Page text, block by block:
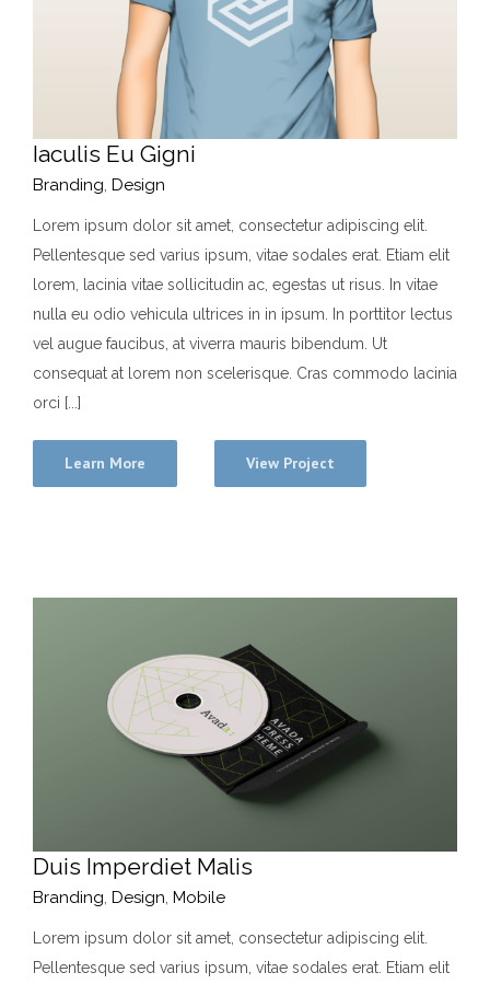
Iaculis Eu Gigni
Branding, Design
Lorem ipsum dolor sit amet, consectetur adipiscing elit.
Pellentesque sed varius ipsum, vitae sodales erat. Etiam elit
lorem, lacinia vitae sollicitudin ac, egestas ut risus. In vitae
nulla eu odio vehicula ultrices in in ipsum. In porttitor lectus
vel augue faucibus, at viverra mauris bibendum. Ut
consequat at lorem non scelerisque. Cras commodo lacinia
orci [...]
Learn More View Project
Duis Imperdiet Malis
Branding, Design, Mobile
Lorem ipsum dolor sit amet, consectetur adipiscing elit.
Pellentesque sed varius ipsum, vitae sodales erat. Etiam elit